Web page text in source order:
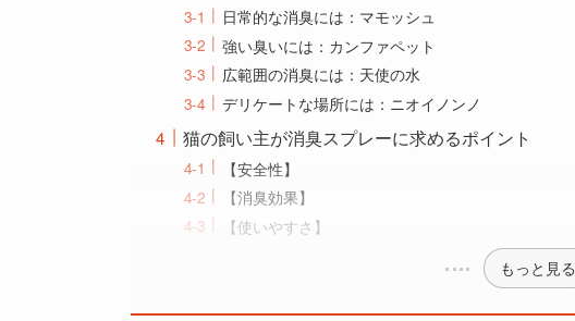
日常的な消臭には：マモッシュ
強い臭いには：カンファペット
広範囲の消臭には：天使の水
デリケートな場所には：ニオイノンノ
猫の飼い主が消臭スプレーに求めるポイント
【安全性】
【消臭効果】
【使いやすさ】
もっと見る